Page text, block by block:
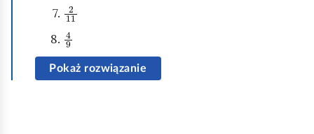
211
4
9
Pokaż rozwiązanie